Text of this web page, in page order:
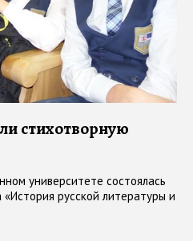
стихотворную
университете состоялась
русской литературы и